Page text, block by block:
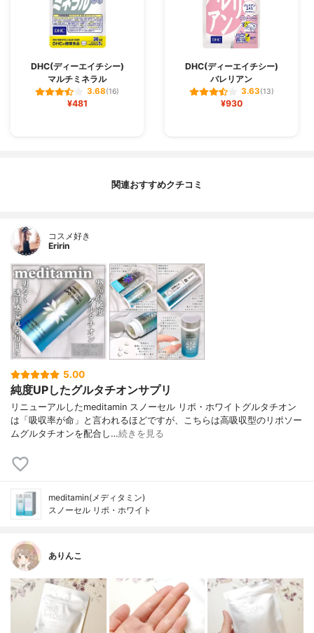
DHC(ディーエイチシー)
マルチミネラル
3.68(16)
¥481
DHC(ディーエイチシー)
バレリアン
3.63(13)
¥930
関連おすすめクチコミ
コスメ好き
Eririn
5.00
純度UPしたグルタチオンサプリ
リニューアルしたmeditamin スノーセル リポ・ホワイトグルタチオン
は「吸収率が命」と言われるほどですが、こちらは高吸収型のリポソー
ムグルタチオンを配合し…続きを見る
meditamin(メディタミン)
スノーセル リポ・ホワイト
ありんこ